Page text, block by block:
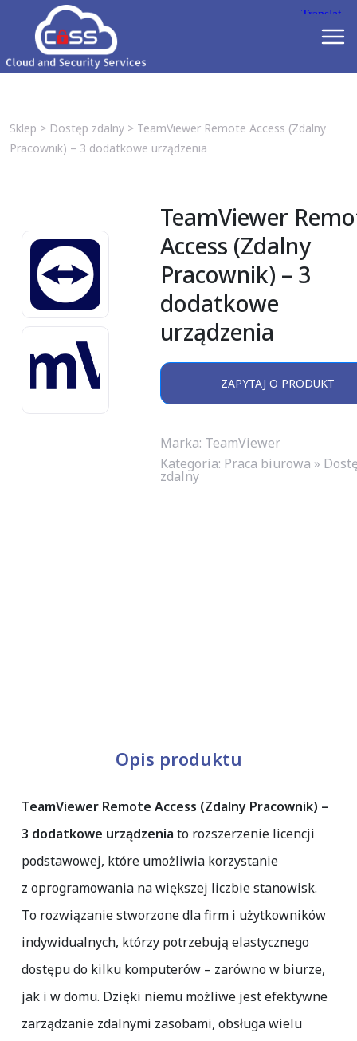
Sklep > Dostęp zdalny> TeamViewer Remote Access (Zdalny
Pracownik) – 3 dodatkowe urządzenia
TeamViewer
Access (Zdalny
Pracownik) – 3
dodatkowe
urządzenia
ZAPYTAJ O PRODUKT
Marka: TeamViewer
Kategoria: Praca biurowa »
zdalny
Opis produktu
TeamViewer Remote Access (Zdalny Pracownik) –
3 dodatkowe urządzenia to rozszerzenie licencji
podstawowej, które umożliwia korzystanie
z oprogramowania na większej liczbie stanowisk.
To rozwiązanie stworzone dla firm i użytkowników
indywidualnych, którzy potrzebują elastycznego
dostępu do kilku komputerów – zarówno w biurze,
jak i w domu. Dzięki niemu możliwe jest efektywne
zarządzanie zdalnymi zasobami, obsługa wielu